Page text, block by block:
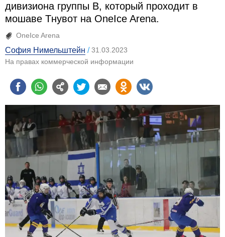
дивизиона группы В, который проходит в
мошаве Тнувот на OneIce Arena.
OneIce Arena
София Нимельштейн
31.03.2023
На правах коммерческой информации